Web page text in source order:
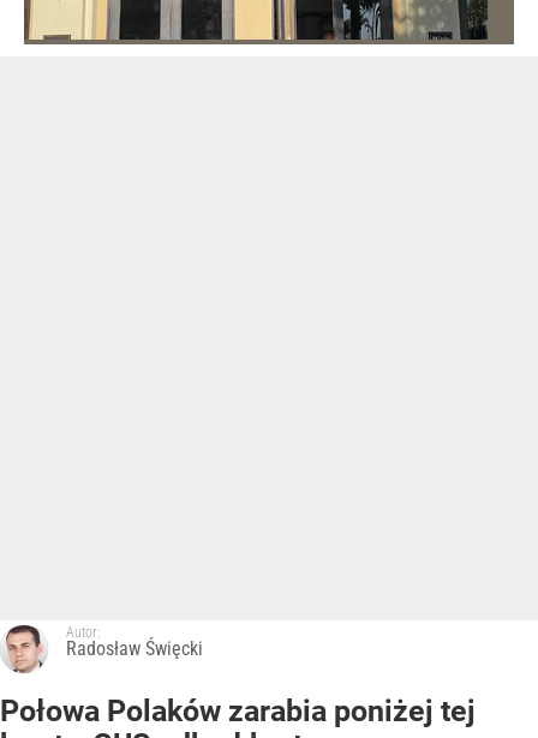
Autor:
Radosław Święcki
Połowa Polaków zarabia poniżej tej